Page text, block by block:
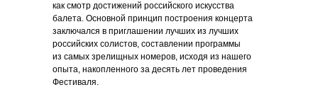
как смотр достижений российского искусства
балета. Основной принцип построения концерта
заключался в приглашении лучших из лучших
российских солистов, составлении программы
из самых зрелищных номеров, исходя из нашего
опыта, накопленного за десять лет проведения
Фестиваля.